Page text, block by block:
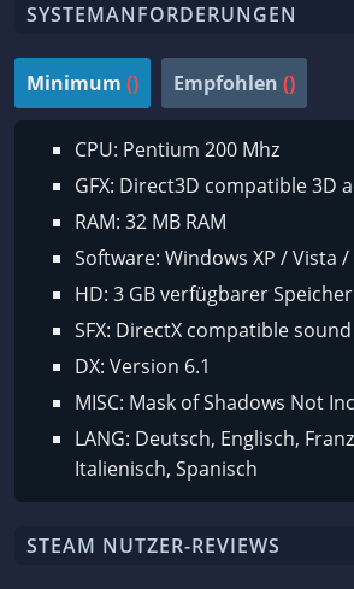
SYSTEMANFORDERUNGEN
Minimum () Empfohlen ()
CPU: Pentium 200 Mhz
GFX: Direct3D compatible 3D
RAM: 32 MB RAM
Software: Windows XP / Vista /
HD: 3 GB verfügbarer
SFX: DirectX compatible
DX: Version 6.1
MISC: Mask of Shadows Not
LANG: Deutsch, Englisch,
Italienisch, Spanisch
STEAM NUTZER-REVIEWS